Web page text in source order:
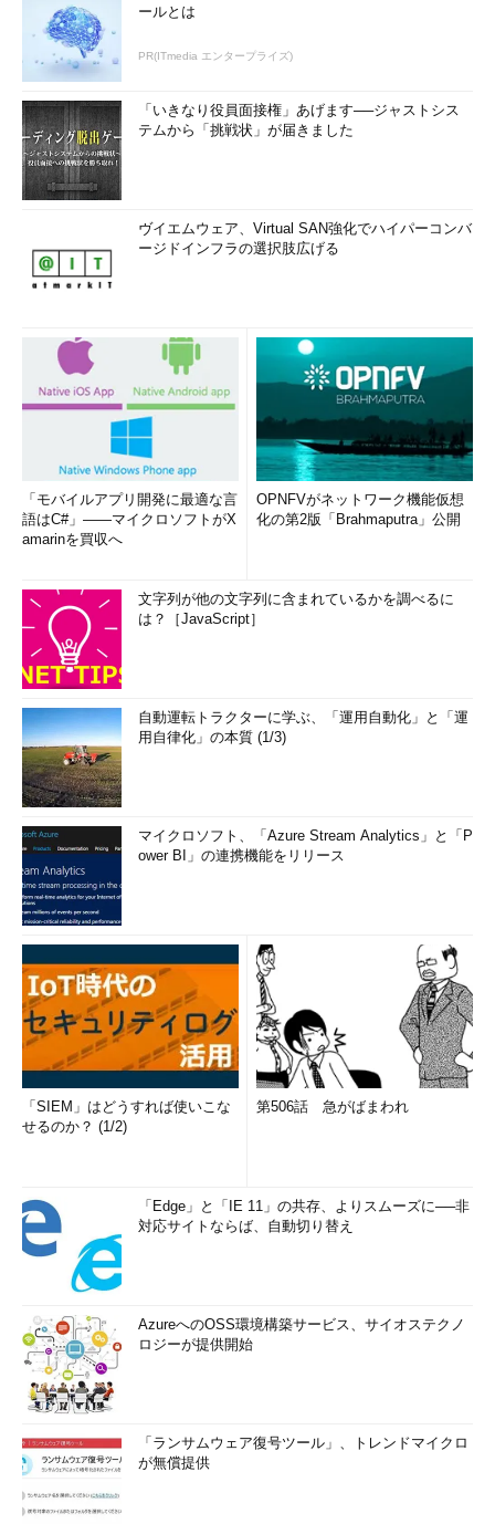
ールとは
PR(ITmedia エンタープライズ)
「いきなり役員面接権」あげます──ジャストシス
テムから「挑戦状」が届きました
ヴイエムウェア、Virtual SAN強化でハイパーコンバ
ージドインフラの選択肢広げる
「モバイルアプリ開発に最適な言
語はC#」――マイクロソフトがX
amarinを買収へ
OPNFVがネットワーク機能仮想
化の第2版「Brahmaputra」公開
文字列が他の文字列に含まれているかを調べるに
は？［JavaScript］
自動運転トラクターに学ぶ、「運用自動化」と「運
用自律化」の本質 (1/3)
マイクロソフト、「Azure Stream Analytics」と「P
ower BI」の連携機能をリリース
「SIEM」はどうすれば使いこな
せるのか？ (1/2)
第506話 急がばまわれ
「Edge」と「IE 11」の共存、よりスムーズに──非
対応サイトならば、自動切り替え
AzureへのOSS環境構築サービス、サイオステクノ
ロジーが提供開始
「ランサムウェア復号ツール」、トレンドマイクロ
が無償提供